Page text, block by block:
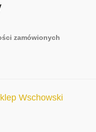
zamówionych
Wschowski